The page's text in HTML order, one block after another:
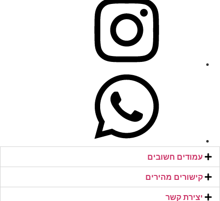
עמודים חשובים
קישורים מהירים​
יצירת קשר​